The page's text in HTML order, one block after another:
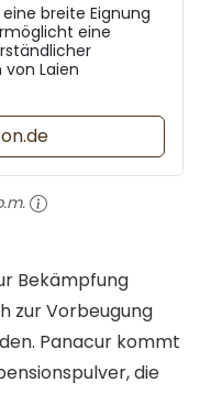
breite Eignung
eine
Laien
Bekämpfung
zur Vorbeugung
Panacur kommt
die